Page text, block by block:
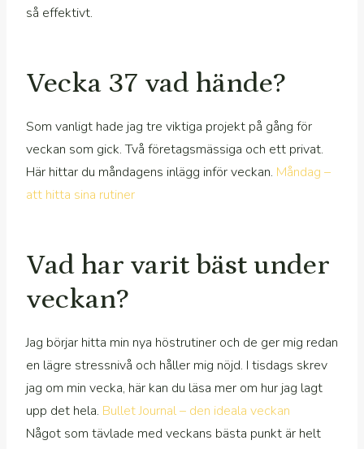
så effektivt.
Vecka 37 vad hände?
Som vanligt hade jag tre viktiga projekt på gång för
veckan som gick. Två företagsmässiga och ett privat.
Här hittar du måndagens inlägg inför veckan. Måndag –
att hitta sina rutiner
Vad har varit bäst under
veckan?
Jag börjar hitta min nya höstrutiner och de ger mig redan
en lägre stressnivå och håller mig nöjd. I tisdags skrev
jag om min vecka, här kan du läsa mer om hur jag lagt
upp det hela. Bullet Journal – den ideala veckan
Något som tävlade med veckans bästa punkt är helt